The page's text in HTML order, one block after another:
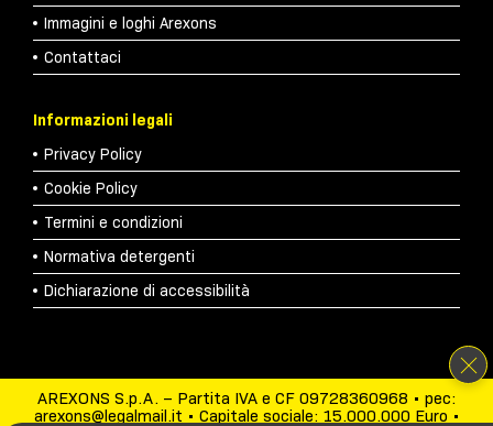
Immagini e loghi Arexons
Contattaci
Informazioni legali
Privacy Policy
Cookie Policy
Termini e condizioni
Normativa detergenti
Dichiarazione di accessibilità
AREXONS S.p.A. – Partita IVA e CF 09728360968 • pec:
arexons@legalmail.it • Capitale sociale: 15.000.000 Euro •